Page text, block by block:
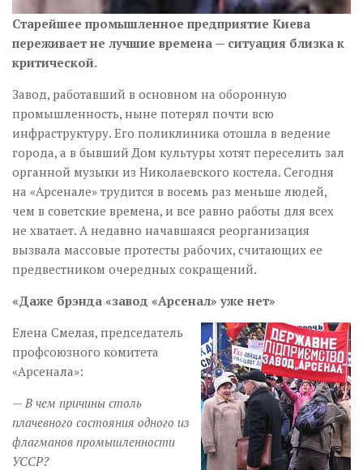
Старейшее промышленное предприятие Киева
переживает не лучшие времена — ситуация близка к
критической.
Завод, работавший в основном на оборонную
промышленность, ныне потерял почти всю
инфраструктуру. Его поликлиника отошла в ведение
города, а в бывший Дом культуры хотят переселить зал
органной музыки из Николаевского костела. Сегодня
на «Арсенале» трудится в восемь раз меньше людей,
чем в советские времена, и все равно работы для всех
не хватает. А недавно начавшаяся реорганизация
вызвала массовые протесты рабочих, считающих ее
предвестником очередных сокращений.
«Даже брэнда «завод «Арсенал» уже нет»
Елена Смелая, председатель
профсоюзного комитета
«Арсенала»:
— В чем причины столь
плачевного состояния одного из
флагманов промышленности
УССР?